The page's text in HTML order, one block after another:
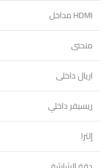
HDMI مداخل
منحنى
اريال داخلى
ريسيفر داخلي
إلترا